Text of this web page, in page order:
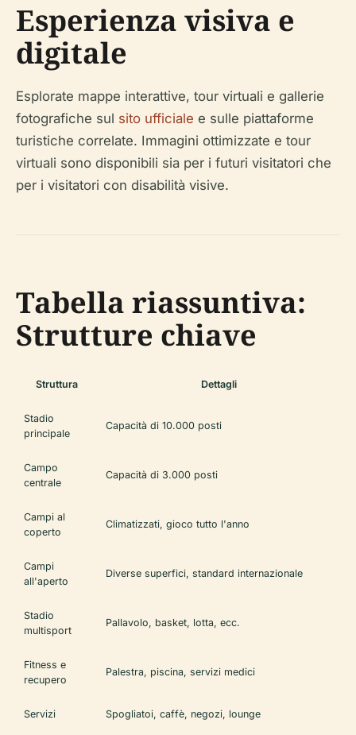
Esperienza visiva e
digitale
Esplorate mappe interattive, tour virtuali e gallerie
fotografiche sul sito ufficiale e sulle piattaforme
turistiche correlate. Immagini ottimizzate e tour
virtuali sono disponibili sia per i futuri visitatori che
per i visitatori con disabilità visive.
Tabella riassuntiva:
Strutture chiave
Struttura Dettagli
Stadio
principale
Capacità di 10.000 posti
Campo
centrale
Capacità di 3.000 posti
Campi al
coperto
Climatizzati, gioco tutto l'anno
Campi
all'aperto
Diverse superfici, standard internazionale
Stadio
multisport
Pallavolo, basket, lotta, ecc.
Fitness e
recupero
Palestra, piscina, servizi medici
Servizi Spogliatoi, caffè, negozi, lounge